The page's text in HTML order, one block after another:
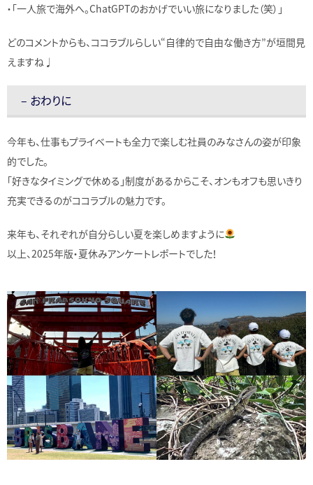
・「一人旅で海外へ。ChatGPTのおかげでいい旅になりました（笑）」
どのコメントからも、ココラブルらしい“自律的で自由な働き方”が垣間見
えますね♩
– おわりに
今年も、仕事もプライベートも全力で楽しむ社員のみなさんの姿が印象
的でした。
「好きなタイミングで休める」制度があるからこそ、オンもオフも思いきり
充実できるのがココラブルの魅力です。
来年も、それぞれが自分らしい夏を楽しめますように
以上、2025年版・夏休みアンケートレポートでした！